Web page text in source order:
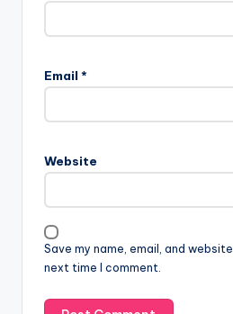
Email *
Website
Save my name, email, and
next time I comment.